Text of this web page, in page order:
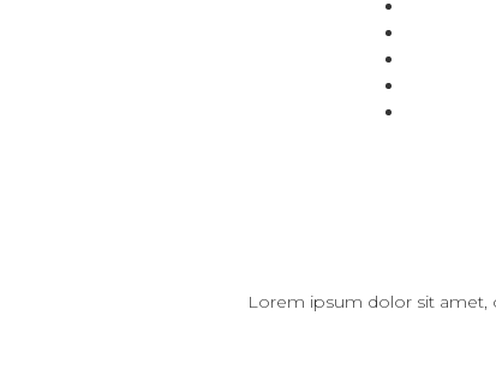
Lorem ipsum dolor sit